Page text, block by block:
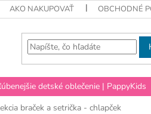
AKO NAKUPOVAŤ OBCHODNÉ
detské oblečenie | PappyKids
braček a setrička - chlapček